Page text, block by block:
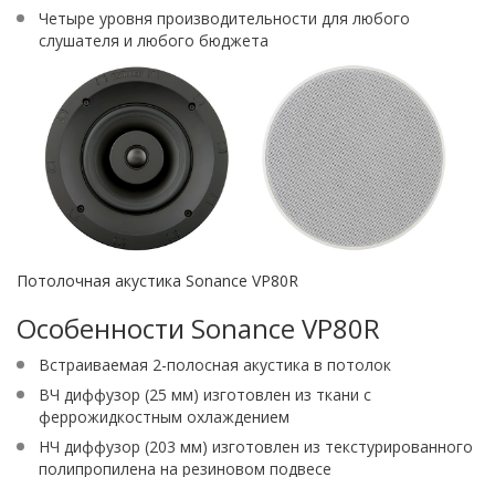
Четыре уровня производительности для любого
слушателя и любого бюджета
Потолочная акустика Sonance VP80R
Особенности Sonance VP80R
Встраиваемая 2-полосная акустика в потолок
ВЧ диффузор (25 мм) изготовлен из ткани с
феррожидкостным охлаждением
НЧ диффузор (203 мм) изготовлен из текстурированного
полипропилена на резиновом подвесе